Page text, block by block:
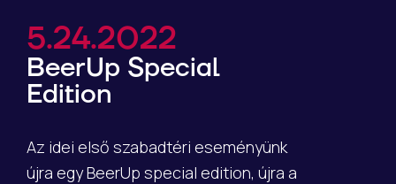
5.24.2022
BeerUp Special
Edition
Az idei első szabadtéri eseményünk
újra egy BeerUp special edition, újra a